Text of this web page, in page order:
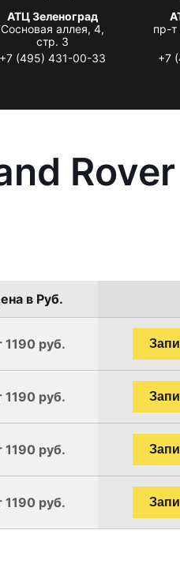
АТЦ Зеленоград
Сосновая аллея, 4,
стр. 3
+7 (495) 431-00-33
пр-
+7
Rover
в Руб.
1190 руб.
1190 руб.
1190 руб.
1190 руб.